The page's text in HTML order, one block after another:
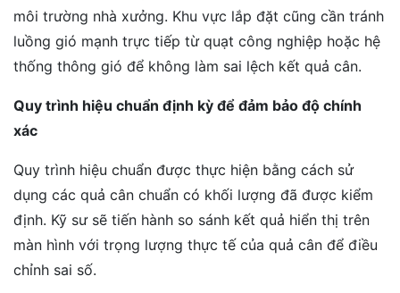
môi trường nhà xưởng. Khu vực lắp đặt cũng cần tránh
luồng gió mạnh trực tiếp từ quạt công nghiệp hoặc hệ
thống thông gió để không làm sai lệch kết quả cân.
Quy trình hiệu chuẩn định kỳ để đảm bảo độ chính
xác
Quy trình hiệu chuẩn được thực hiện bằng cách sử
dụng các quả cân chuẩn có khối lượng đã được kiểm
định. Kỹ sư sẽ tiến hành so sánh kết quả hiển thị trên
màn hình với trọng lượng thực tế của quả cân để điều
chỉnh sai số.